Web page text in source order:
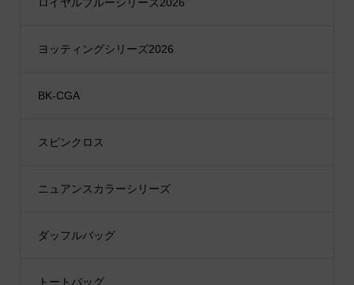
ヨッティングシリーズ2026
BK-CGA
スピンクロス
ニュアンスカラーシリーズ
ダッフルバッグ
トートバッグ